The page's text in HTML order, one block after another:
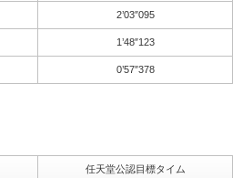
2’03″095
1’48″123
0’57″378
任天堂公認目標タイム